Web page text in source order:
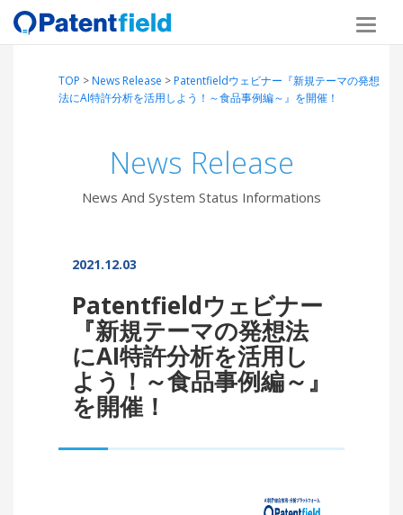
TOP >News Release >Patentfieldウェビナー『新規テーマの発想
法にAI特許分析を活用しよう！～食品事例編～』を開催！
News Release
News And System Status Informations
2021.12.03
Patentfieldウェビナー
『新規テーマの発想法
にAI特許分析を活用し
よう！～食品事例編～』
を開催！